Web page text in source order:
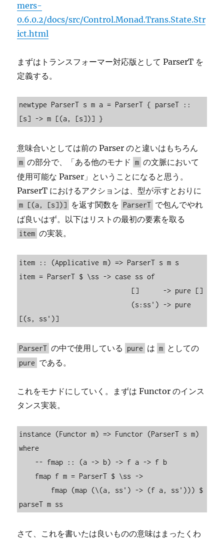
mers-
0.6.0.2/docs/src/Control.Monad.Trans.State.Str
ict.html
まずはトランスフォーマー対応版として ParserT を
定義する。
newtype ParserT s m a = ParserT { parseT ::
[s] -> m [(a, [s])] }
意味合いとしては前の Parser のと違いはもちろん
m の部分で、「ある他のモナド m の文脈において
使用可能な Parser」ということになると思う。
ParserT におけるアクションは、型が示すとおりに
m [(a, [s])] を返す関数を ParserT で包んでやれ
ば良いはず。以下はリストの最初の要素を取る
item の実装。
item :: (Applicative m) => ParserT s m s
item = ParserT $ \ss -> case ss of
[(s, ss')]
ParserT の中で使用している pure は m としての
pure である。
これをモナドにしていく。まずは Functor のインス
タンス実装。
instance (Functor m) => Functor (ParserT s m)
where
parseT m ss
さて、これを書いたは良いものの意味はまったくわ